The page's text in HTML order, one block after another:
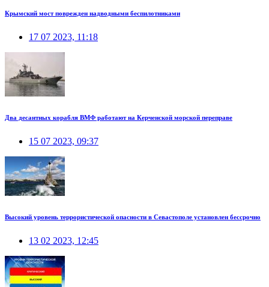
Крымский мост поврежден надводными беспилотниками
17 07 2023, 11:18
Два десантных корабля ВМФ работают на Керченской морской переправе
15 07 2023, 09:37
Высокий уровень террористической опасности в Севастополе установлен бессрочно
13 02 2023, 12:45